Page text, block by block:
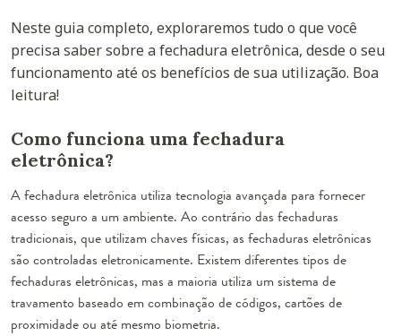
Neste guia completo, exploraremos tudo o que você
precisa saber sobre a fechadura eletrônica, desde o seu
funcionamento até os benefícios de sua utilização. Boa
leitura!
Como funciona uma fechadura
eletrônica?
A fechadura eletrônica utiliza tecnologia avançada para fornecer
acesso seguro a um ambiente. Ao contrário das fechaduras
tradicionais, que utilizam chaves físicas, as fechaduras eletrônicas
são controladas eletronicamente. Existem diferentes tipos de
fechaduras eletrônicas, mas a maioria utiliza um sistema de
travamento baseado em combinação de códigos, cartões de
proximidade ou até mesmo biometria.